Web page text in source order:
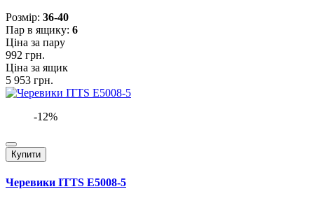
Розмiр: 36-40
Пар в ящику: 6
Ціна за пару
992 грн.
Ціна за ящик
5 953 грн.
-12%
Купити
Черевики ITTS E5008-5